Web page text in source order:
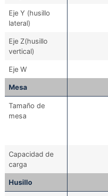
Eje Y (husillo
lateral)
Eje Z(husillo
vertical)
Eje W
Mesa
Tamaño de
mesa
Capacidad de
carga
Husillo